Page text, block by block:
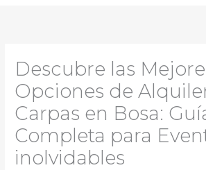
Descubre las
Opciones de
Carpas en Bosa:
Completa para
inolvidables